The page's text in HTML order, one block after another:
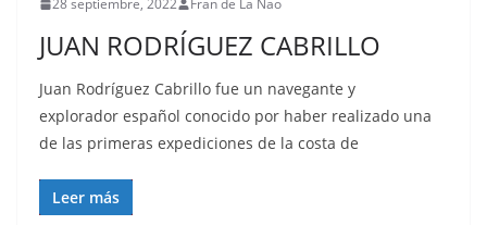
28 septiembre, 2022 Fran de La Nao
JUAN RODRÍGUEZ CABRILLO
Juan Rodríguez Cabrillo fue un navegante y
explorador español conocido por haber realizado una
de las primeras expediciones de la costa de
Leer más